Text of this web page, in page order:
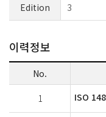
Edition 3
이력정보
No.
1 ISO